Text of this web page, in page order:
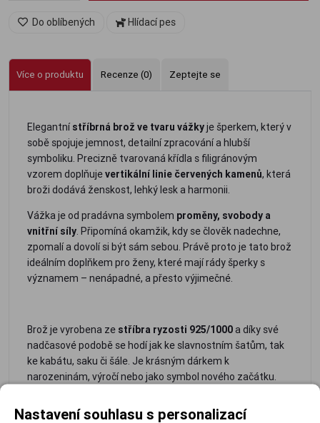
Do oblíbených Hlídací pes
Více o produktu Recenze (0) Zeptejte se
Elegantnístříbrná brož ve tvaru vážkyje šperkem, který v
sobě spojuje jemnost, detailní zpracování a hlubší
symboliku. Precizně tvarovaná křídla s filigránovým
vzorem doplňujevertikální linie červených kamenů, která
broži dodává ženskost, lehký lesk a harmonii.
Vážka je od pradávna symbolem proměny, svobody a
vnitřní síly. Připomíná okamžik, kdy se člověk nadechne,
zpomalí a dovolí si být sám sebou. Právě proto je tato brož
ideálním doplňkem pro ženy, které mají rády šperky s
významem – nenápadné, a přesto výjimečné.
Brož je vyrobena ze stříbra ryzosti 925/1000a díky své
nadčasové podobě se hodí jak ke slavnostním šatům, tak
ke kabátu, saku či šále. Je krásným dárkem k
narozeninám, výročí nebo jako symbol nového začátku.
-
- jemné
- osazení -
-
Nastavení souhlasu s personalizací